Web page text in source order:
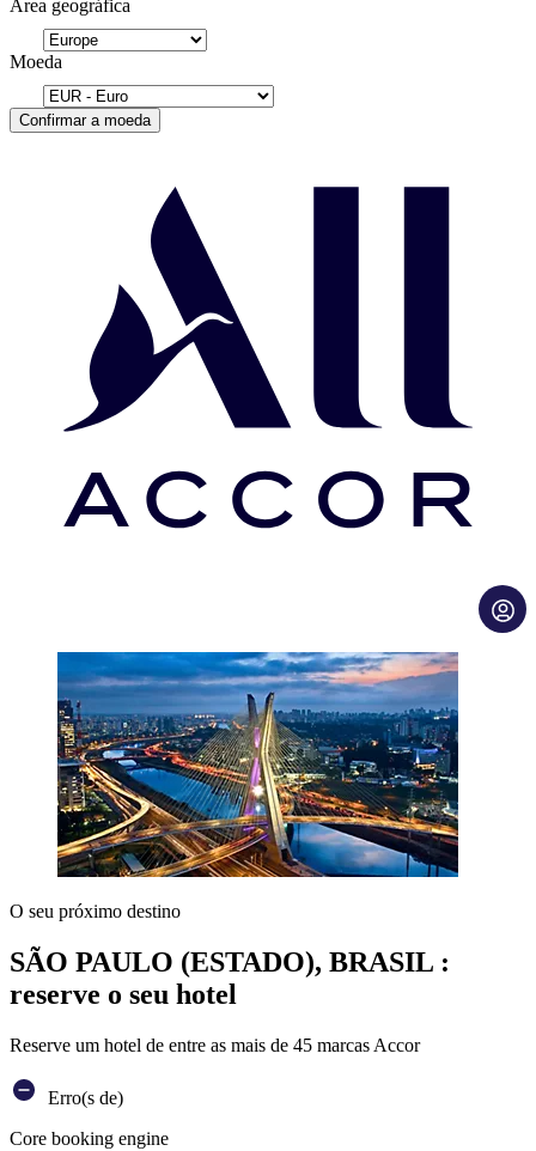
Área geográfica
Moeda
Confirmar a moeda
O seu próximo destino
SÃO PAULO (ESTADO), BRASIL :
reserve o seu hotel
Reserve um hotel de entre as mais de 45 marcas Accor
Erro(s de)
Core booking engine